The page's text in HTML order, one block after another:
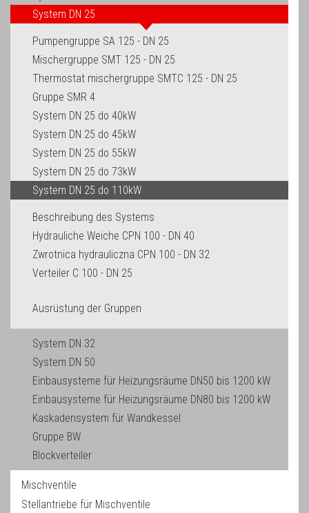
System DN 25
Pumpengruppe SA 125 - DN 25
Mischergruppe SMT 125 - DN 25
Thermostat mischergruppe SMTC 125 - DN 25
Gruppe SMR 4
System DN 25 do 40kW
System DN 25 do 45kW
System DN 25 do 55kW
System DN 25 do 73kW
System DN 25 do 110kW
Beschreibung des Systems
Hydrauliche Weiche CPN 100 - DN 40
Zwrotnica hydrauliczna CPN 100 - DN 32
Verteiler C 100 - DN 25
Ausrüstung der Gruppen
System DN 32
System DN 50
Einbausysteme für Heizungsräume DN50 bis 1200 kW
Einbausysteme für Heizungsräume DN80 bis 1200 kW
Kaskadensystem für Wandkessel
Gruppe BW
Blockverteiler
Mischventile
Stellantriebe für Mischventile